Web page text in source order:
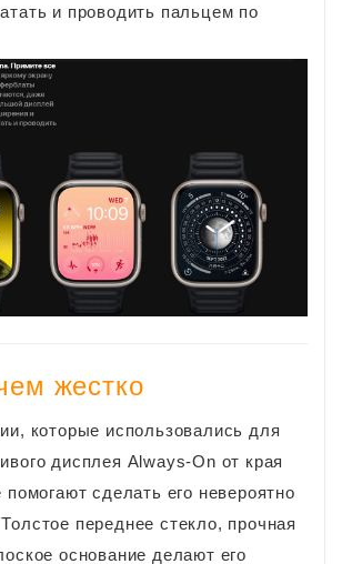
и проводить пальцем по
жестко
которые использовались для
дисплея Always-On от края
помогают сделать его невероятно
переднее стекло, прочная
основание делают его